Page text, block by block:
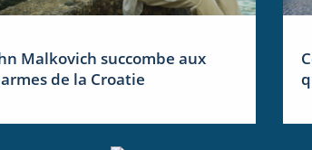
Malkovich succombe aux
de la Croatie